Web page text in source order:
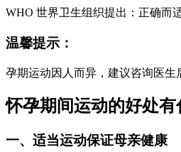
WHO 世界卫生组织提出：正确而
温馨提示：
孕期运动因人而异，建议咨询医生
怀孕期间运动的好处有
一、适当运动保证母亲健康